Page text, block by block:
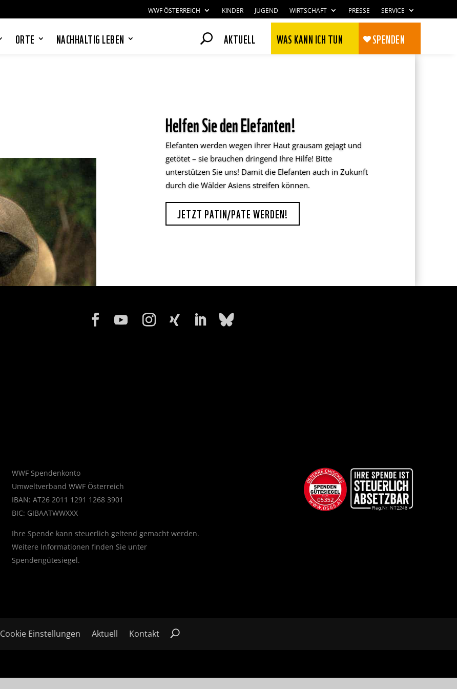
WWF ÖSTERREICH KINDER JUGEND WIRTSCHAFT PRESSE SERVICE
ORTE NACHHALTIG LEBEN AKTUELL WAS KANN ICH TUN SPENDEN
Helfen Sie den Elefanten!
Elefanten werden wegen ihrer Haut grausam gejagt und
getötet – sie brauchen dringend Ihre Hilfe! Bitte
unterstützen Sie uns! Damit die Elefanten auch in Zukunft
durch die Wälder Asiens streifen können.
JETZT PATIN/PATE WERDEN!
WWF Spendenkonto
Umweltverband WWF Österreich
IBAN: AT26 2011 1291 1268 3901
BIC: GIBAATWWXXX
Ihre Spende kann steuerlich geltend gemacht werden.
Weitere Informationen finden Sie unter
Spendengütesiegel.
Cookie Einstellungen Aktuell Kontakt
nutzerfreundlich zu gestalten & erlauben
uns eine Analyse der Zugriffe auf die
Website. Infos dazu findest du in unserer
Datenschutzerklärung. Unter
kannst du verwalten,
welche Art von Cookies gesetzt werden.
Deine Auswahl kannst du über den
entsprechenden Link im Footer der
Website jederzeit widerrufen.
Zustimmen